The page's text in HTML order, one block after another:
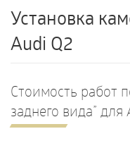
Установка
Audi Q2
Стоимость работ
заднего вида” для